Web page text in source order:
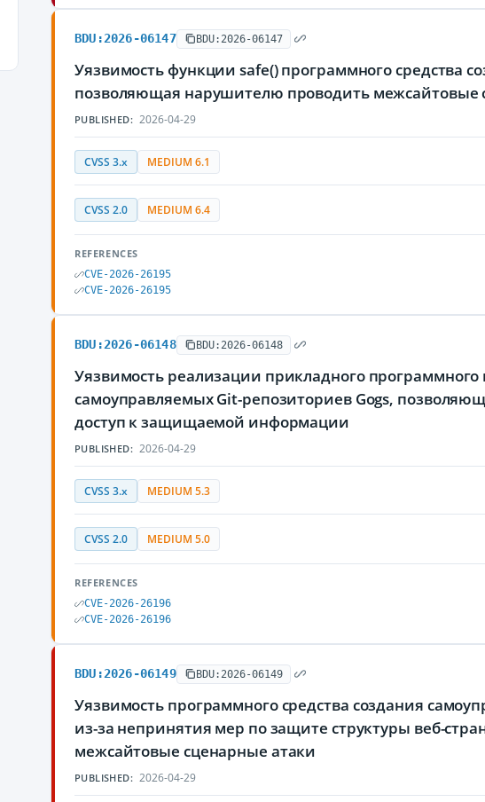
BDU:2026-06147 BDU:2026-06147
Уязвимость функции safe() программного средства
позволяющая нарушителю проводить межсайтовые
PUBLISHED: 2026-04-29
CVSS 3.x MEDIUM 6.1
CVSS 2.0 MEDIUM 6.4
REFERENCES
CVE-2026-26195
CVE-2026-26195
BDU:2026-06148 BDU:2026-06148
Уязвимость реализации прикладного
самоуправляемых Git-репозиториев Gogs,
доступ к защищаемой информации
PUBLISHED: 2026-04-29
CVSS 3.x MEDIUM 5.3
CVSS 2.0 MEDIUM 5.0
REFERENCES
CVE-2026-26196
CVE-2026-26196
BDU:2026-06149 BDU:2026-06149
Уязвимость программного средства создания
из-за непринятия мер по защите структуры веб-
межсайтовые сценарные атаки
PUBLISHED: 2026-04-29